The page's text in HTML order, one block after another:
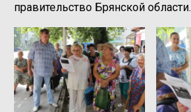
правительство Брянской области.